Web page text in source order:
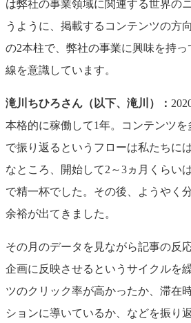
は弊社の事業領域に関連する世界の
うように、掲載するコンテンツの方
の2本柱で、弊社の事業に興味を持
線を意識しています。
滝川ちひろさん（以下、滝川）：
本格的に稼働して1年。コンテンツ
で振り返るというフローは私たちに
なところ、開始して2～3ヵ月くらい
で精一杯でした。その後、ようやく
余裕が出てきました。
その月のデータを見ながら記事の反
企画に反映させるというサイクルを
ツのクリック率が高かったか、滞在
ションに導いているか、などを振り